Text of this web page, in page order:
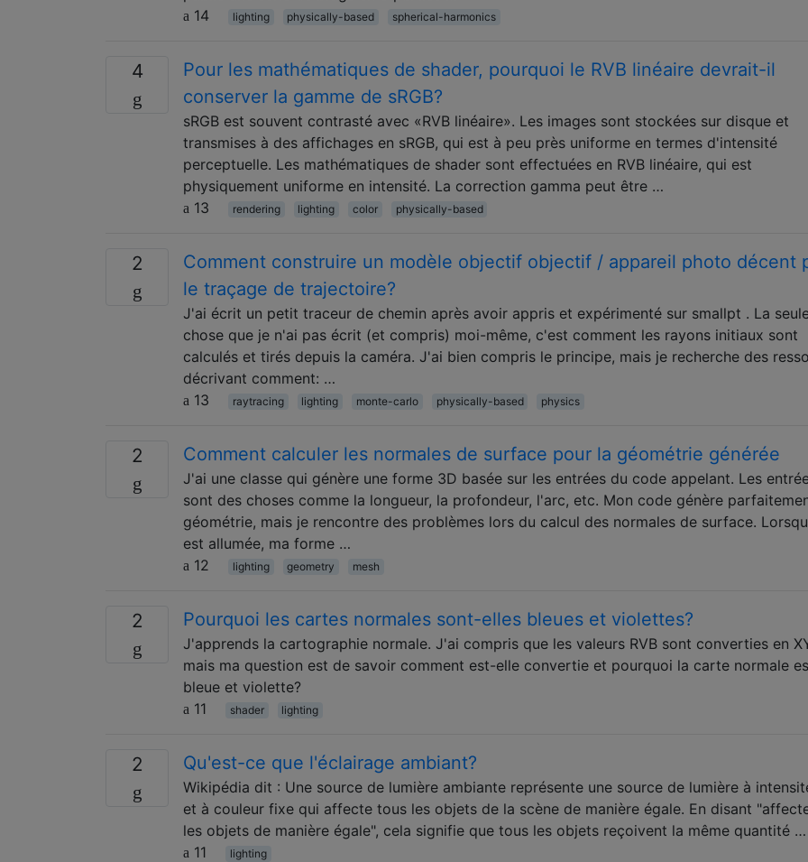
14
lighting physically-based spherical-harmonics
4
Pour les mathématiques de shader, pourquoi le RVB linéaire devrait-il
conserver la gamme de sRGB?
sRGB est souvent contrasté avec «RVB linéaire». Les images sont stockées sur disque et
transmises à des affichages en sRGB, qui est à peu près uniforme en termes d'intensité
perceptuelle. Les mathématiques de shader sont effectuées en RVB linéaire, qui est
physiquement uniforme en intensité. La correction gamma peut être …
13
rendering lighting color physically-based
2
Comment construire un modèle objectif objectif / appareil photo décent
le traçage de trajectoire?
J'ai écrit un petit traceur de chemin après avoir appris et expérimenté sur smallpt . La
chose que je n'ai pas écrit (et compris) moi-même, c'est comment les rayons initiaux sont
calculés et tirés depuis la caméra. J'ai bien compris le principe, mais je recherche des
décrivant comment: …
13
raytracing lighting monte-carlo physically-based physics
2 Comment calculer les normales de surface pour la géométrie générée
J'ai une classe qui génère une forme 3D basée sur les entrées du code appelant. Les
sont des choses comme la longueur, la profondeur, l'arc, etc. Mon code génère
géométrie, mais je rencontre des problèmes lors du calcul des normales de surface.
est allumée, ma forme …
12
lighting geometry mesh
2 Pourquoi les cartes normales sont-elles bleues et violettes?
J'apprends la cartographie normale. J'ai compris que les valeurs RVB sont converties en
mais ma question est de savoir comment est-elle convertie et pourquoi la carte normale
bleue et violette?
11
shader lighting
2 Qu'est-ce que l'éclairage ambiant?
Wikipédia dit : Une source de lumière ambiante représente une source de lumière à
et à couleur fixe qui affecte tous les objets de la scène de manière égale. En disant
les objets de manière égale", cela signifie que tous les objets reçoivent la même quantité …
11
lighting